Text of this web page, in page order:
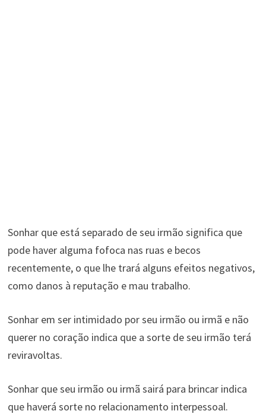
Sonhar que está separado de seu irmão significa que
pode haver alguma fofoca nas ruas e becos
recentemente, o que lhe trará alguns efeitos negativos,
como danos à reputação e mau trabalho.
Sonhar em ser intimidado por seu irmão ou irmã e não
querer no coração indica que a sorte de seu irmão terá
reviravoltas.
Sonhar que seu irmão ou irmã sairá para brincar indica
que haverá sorte no relacionamento interpessoal.